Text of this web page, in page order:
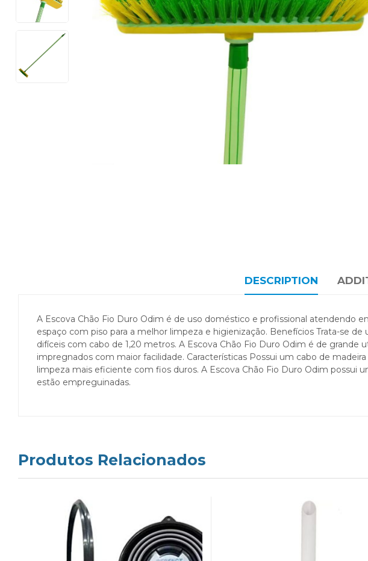
DESCRIPTION
A Escova Chão Fio Duro Odim é de uso doméstico e profissional atendendo
espaço com piso para a melhor limpeza e higienização. Benefícios Trata-se
difíceis com cabo de 1,20 metros. A Escova Chão Fio Duro Odim é de
impregnados com maior facilidade. Características Possui um cabo de
limpeza mais eficiente com fios duros. A Escova Chão Fio Duro Odim possui
estão empreguinadas.
Produtos Relacionados